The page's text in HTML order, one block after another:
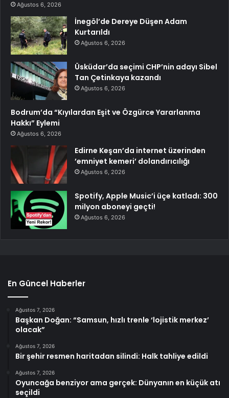
Ağustos 6, 2026
İnegöl’de Dereye Düşen Adam
Kurtarıldı
Ağustos 6, 2026
Üsküdar’da seçimi CHP’nin adayı Sibel
Tan Çetinkaya kazandı
Ağustos 6, 2026
Bodrum’da “Kıyılardan Eşit ve Özgürce Yararlanma
Hakkı” Eylemi
Ağustos 6, 2026
Edirne Keşan’da internet üzerinden
’emniyet kemeri’ dolandırıcılığı
Ağustos 6, 2026
Spotify, Apple Music’i üçe katladı: 300
milyon aboneyi geçti!
Ağustos 6, 2026
En Güncel Haberler
Ağustos 7, 2026
Başkan Doğan: “Samsun, hızlı trenle ‘lojistik merkez’
olacak”
Ağustos 7, 2026
Bir şehir resmen haritadan silindi: Halk tahliye edildi
Ağustos 7, 2026
Oyuncağa benziyor ama gerçek: Dünyanın en küçük atı
seçildi